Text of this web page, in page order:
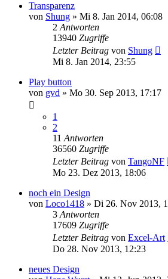
Transparenz
von Shung » Mi 8. Jan 2014, 06:08
2 Antworten
13940 Zugriffe
Letzter Beitrag von Shung
Mi 8. Jan 2014, 23:55
Play button
von gvd » Mo 30. Sep 2013, 17:17
1
2
11 Antworten
36560 Zugriffe
Letzter Beitrag von TangoNF
Mo 23. Dez 2013, 18:06
noch ein Design
von Loco1418 » Di 26. Nov 2013,
3 Antworten
17609 Zugriffe
Letzter Beitrag von Excel-Art
Do 28. Nov 2013, 12:23
neues Design